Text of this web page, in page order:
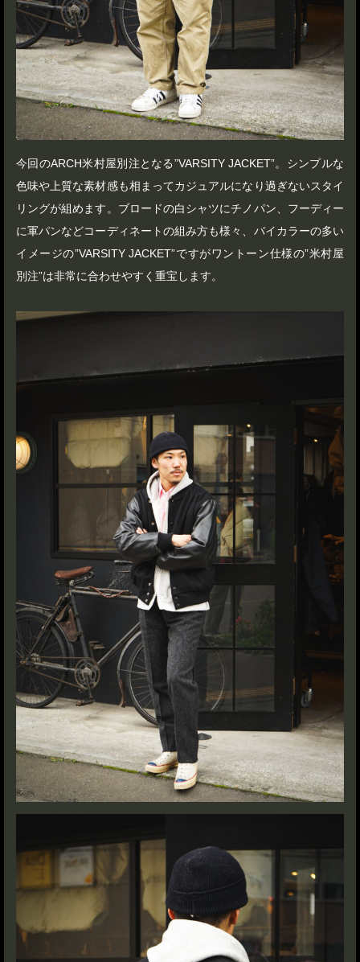
今回のARCH米村屋別注となる”VARSITY JACKET”。シンプルな
色味や上質な素材感も相まってカジュアルになり過ぎないスタイ
リングが組めます。ブロードの白シャツにチノパン、フーディー
に軍パンなどコーディネートの組み方も様々、バイカラーの多い
イメージの”VARSITY JACKET”ですがワントーン仕様の”米村屋
別注”は非常に合わせやすく重宝します。